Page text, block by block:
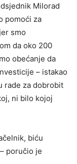
Milorad
pomoći za
smo
da oko 200
obećanje da
– istakao
rade za dobrobit
ni bilo kojoj
biću
poručio je